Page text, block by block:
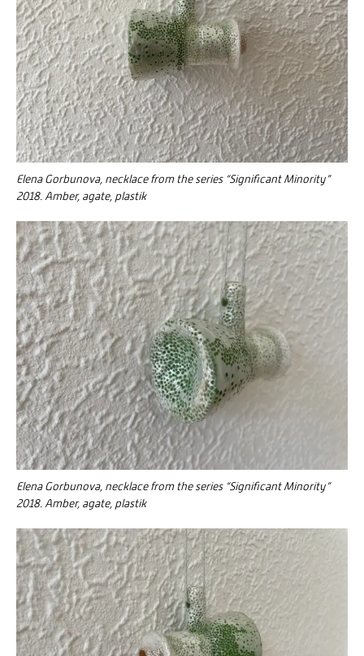
Elena Gorbunova, necklace from the series “Significant Minority”
2018. Amber, agate, plastik
Elena Gorbunova, necklace from the series “Significant Minority”
2018. Amber, agate, plastik